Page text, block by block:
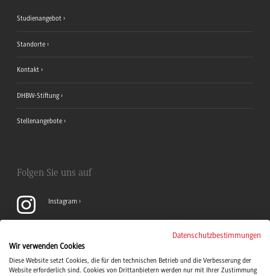
Studienangebot
Standorte
Kontakt
DHBW-Stiftung
Stellenangebote
Folgen Sie uns auf
Instagram
LinkedIn
Datenschutzbestimmungen
Wir verwenden Cookies
Diese Website setzt Cookies, die für den technischen Betrieb und die Verbesserung der
Website erforderlich sind. Cookies von Drittanbietern werden nur mit Ihrer Zustimmung